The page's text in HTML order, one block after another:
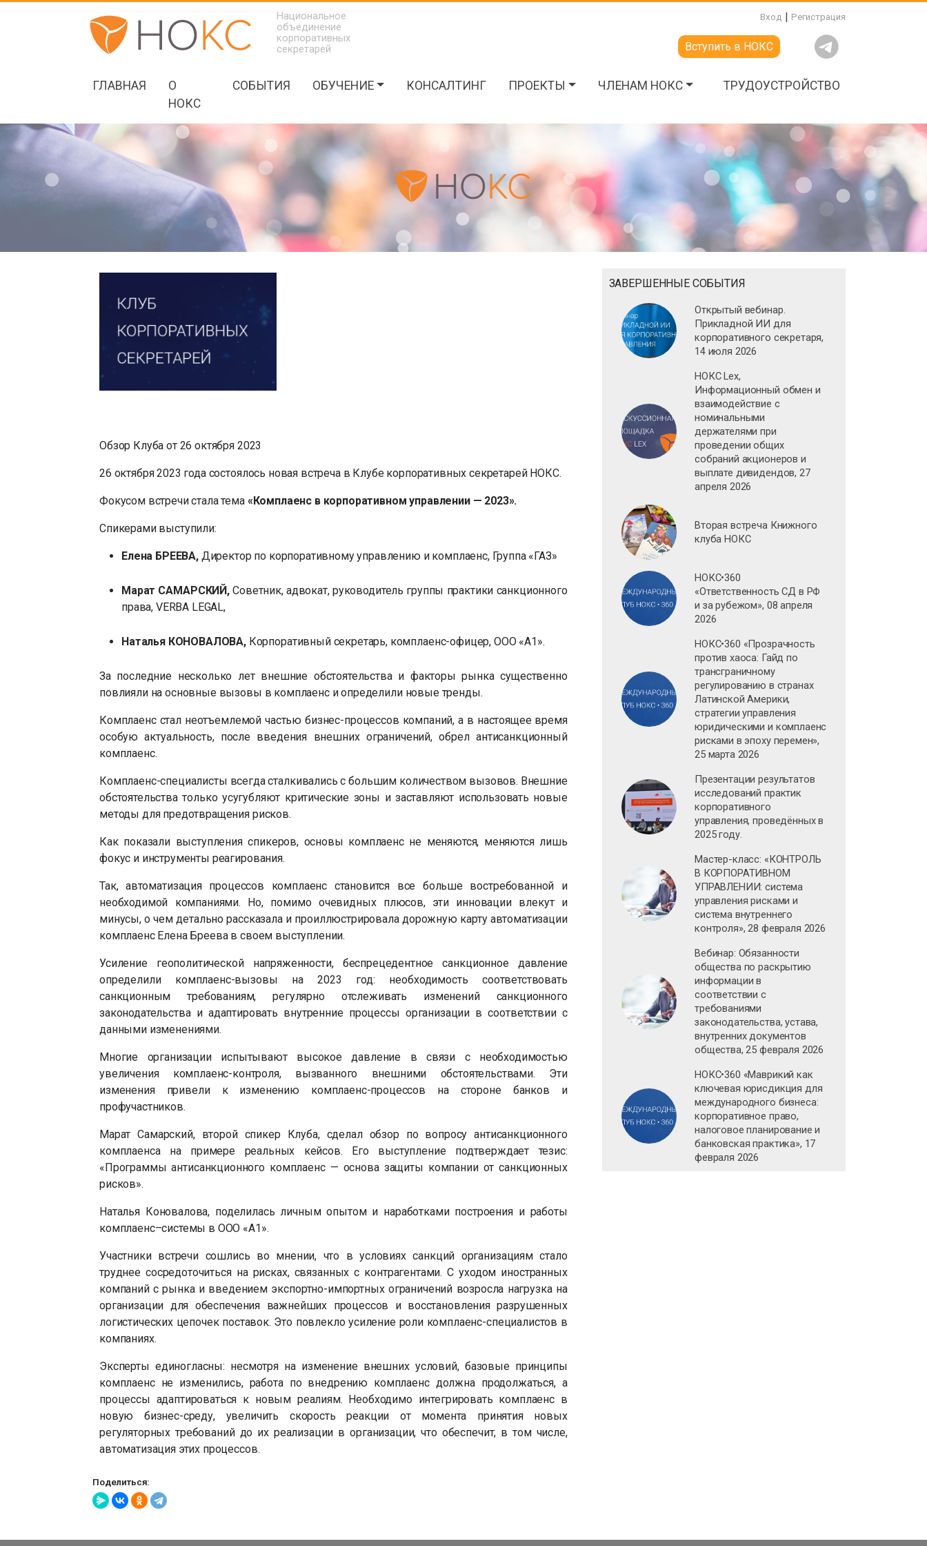
Национальное
объединение
корпоративных
секретарей
Вход | Регистрация
Вступить в НОКС
ГЛАВНАЯ
О
НОКС
СОБЫТИЯ ОБУЧЕНИЕ КОНСАЛТИНГ ПРОЕКТЫ ЧЛЕНАМ НОКС ТРУДОУСТРОЙСТВО
Обзор Клуба от 26 октября 2023
26 октября 2023 года состоялось новая встреча в Клубе корпоративных секретарей НОКС.
Фокусом встречи стала тема «Комплаенс в корпоративном управлении — 2023».
Спикерами выступили:
Елена БРЕЕВА, Директор по корпоративному управлению и комплаенс, Группа «ГАЗ»
Марат САМАРСКИЙ,Советник, адвокат, руководитель группы практики санкционного
права, VERBA LEGAL,
Наталья КОНОВАЛОВА, Корпоративный секретарь, комплаенс-офицер, ООО «А1».
За последние несколько лет внешние обстоятельства и факторы рынка существенно
повлияли на основные вызовы в комплаенс и определили новые тренды.
Комплаенс стал неотъемлемой частью бизнес-процессов компаний, а в настоящее время
особую актуальность, после введения внешних ограничений, обрел антисанкционный
комплаенс.
Комплаенс-специалисты всегда сталкивались с большим количеством вызовов. Внешние
обстоятельства только усугубляют критические зоны и заставляют использовать новые
методы для предотвращения рисков.
Как показали выступления спикеров, основы комплаенс не меняются, меняются лишь
фокус и инструменты реагирования.
Так, автоматизация процессов комплаенс становится все больше востребованной и
необходимой компаниями. Но, помимо очевидных плюсов, эти инновации влекут и
минусы, о чем детально рассказала и проиллюстрировала дорожную карту автоматизации
комплаенс Елена Бреева в своем выступлении.
Усиление геополитической напряженности, беспрецедентное санкционное давление
определили комплаенс-вызовы на 2023 год: необходимость соответствовать
санкционным требованиям, регулярно отслеживать изменений санкционного
законодательства и адаптировать внутренние процессы организации в соответствии с
данными изменениями.
Многие организации испытывают высокое давление в связи с необходимостью
увеличения комплаенс-контроля, вызванного внешними обстоятельствами. Эти
изменения привели к изменению комплаенс-процессов на стороне банков и
профучастников.
Марат Самарский, второй спикер Клуба, сделал обзор по вопросу антисанкционного
комплаенса на примере реальных кейсов. Его выступление подтверждает тезис:
«Программы антисанкционного комплаенс — основа защиты компании от санкционных
рисков».
Наталья Коновалова, поделилась личным опытом и наработками построения и работы
комплаенс–системы в ООО «А1».
Участники встречи сошлись во мнении, что в условиях санкций организациям стало
труднее сосредоточиться на рисках, связанных с контрагентами. С уходом иностранных
компаний с рынка и введением экспортно-импортных ограничений возросла нагрузка на
организации для обеспечения важнейших процессов и восстановления разрушенных
логистических цепочек поставок. Это повлекло усиление роли комплаенс-специалистов в
компаниях.
Эксперты единогласны: несмотря на изменение внешних условий, базовые принципы
комплаенс не изменились, работа по внедрению комплаенс должна продолжаться, а
процессы адаптироваться к новым реалиям. Необходимо интегрировать комплаенс в
новую бизнес-среду, увеличить скорость реакции от момента принятия новых
регуляторных требований до их реализации в организации, что обеспечит, в том числе,
автоматизация этих процессов.
Поделиться:
ЗАВЕРШЕННЫЕ СОБЫТИЯ
Открытый вебинар.
Прикладной ИИ для
корпоративного секретаря,
14 июля 2026
НОКС Lex,
Информационный обмен и
взаимодействие с
номинальными
держателями при
проведении общих
собраний акционеров и
выплате дивидендов, 27
апреля 2026
Вторая встреча Книжного
клуба НОКС
НОКС•360
«Ответственность СД в РФ
и за рубежом», 08 апреля
2026
НОКС•360 «Прозрачность
против хаоса: Гайд по
трансграничному
регулированию в странах
Латинской Америки,
стратегии управления
юридическими и комплаенс
рисками в эпоху перемен»,
25 марта 2026
Презентации результатов
исследований практик
корпоративного
управления, проведённых в
2025 году.
Мастер-класс: «КОНТРОЛЬ
В КОРПОРАТИВНОМ
УПРАВЛЕНИИ: система
управления рисками и
система внутреннего
контроля», 28 февраля 2026
Вебинар: Обязанности
общества по раскрытию
информации в
соответствии с
требованиями
законодательства, устава,
внутренних документов
общества, 25 февраля 2026
НОКС•360 «Маврикий как
ключевая юрисдикция для
международного бизнеса:
корпоративное право,
налоговое планирование и
банковская практика», 17
февраля 2026